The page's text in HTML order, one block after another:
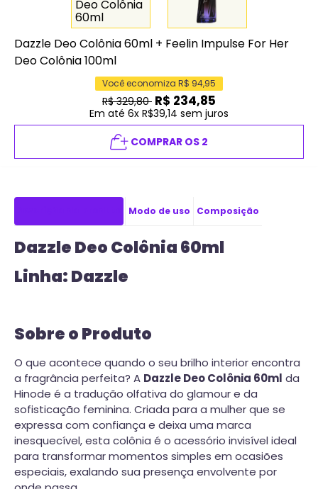
Dazzle Deo Colônia 60ml + Feelin Impulse For Her
Deo Colônia 100ml
Você economiza R$ 94,95
R$329,80 R$ 234,85
Em até 6x R$39,14 sem juros
COMPRAR OS 2
Modo de uso Composição
Dazzle Deo Colônia 60ml
Linha: Dazzle
Sobre o Produto
O que acontece quando o seu brilho interior encontra
a fragrância perfeita? A Dazzle Deo Colônia 60ml da
Hinode é a tradução olfativa do glamour e da
sofisticação feminina. Criada para a mulher que se
expressa com confiança e deixa uma marca
inesquecível, esta colônia é o acessório invisível ideal
para transformar momentos simples em ocasiões
especiais, exalando sua presença envolvente por